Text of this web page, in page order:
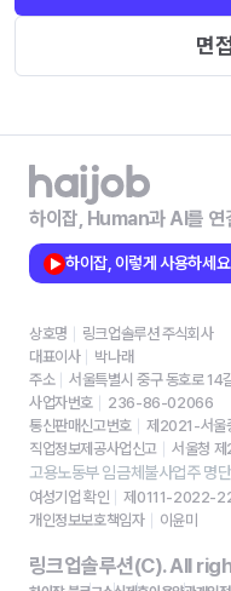
면
하이잡, Human과 AI를 연
하이잡, 이렇게 사용하세
상호명
링크업솔루션 주식회사
대표이사
박나래
주소
서울특별시 중구 동호로 14
사업자번호
236-86-02066
통신판매신고번호
제2021-서울
직업정보제공사업신고
서울청
고용노동부 임금체불사업주 명
여성기업 확인
제0111-2022-
개인정보보호책임자
이윤미
링크업솔루션(C). All